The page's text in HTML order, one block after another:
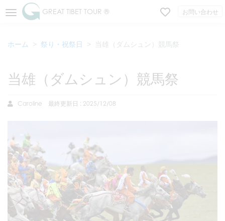
GREAT TIBET TOUR ® お問い合わせ
ホーム 祭り・祝祭日 当雄（ダムシュン）競馬祭
当雄（ダムシュン）競馬祭
Caroline 最終更新日 : 2025/12/08